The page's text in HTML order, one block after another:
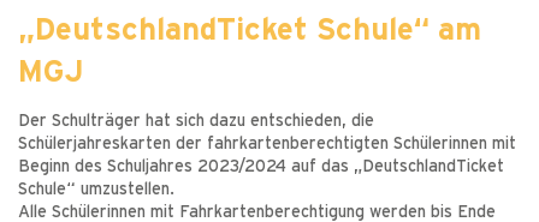
„DeutschlandTicket Schule“ am
MGJ
Der Schulträger hat sich dazu entschieden, die
Schülerjahreskarten der fahrkartenberechtigten Schülerinnen mit
Beginn des Schuljahres 2023/2024 auf das „DeutschlandTicket
Schule“ umzustellen.
Alle Schülerinnen mit Fahrkartenberechtigung werden bis Ende